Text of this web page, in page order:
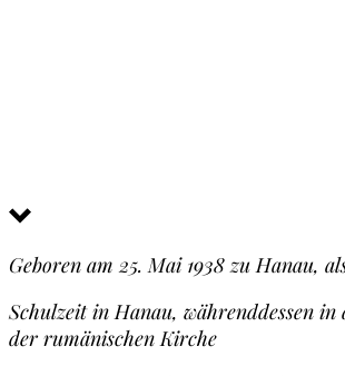
Geboren am 25. Mai 1938 zu Hanau,
Schulzeit in Hanau, währenddessen
der rumänischen Kirche